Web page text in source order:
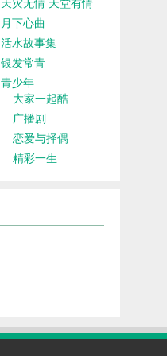
月下心曲
活水故事集
银发常青
青少年
大家一起酷
广播剧
恋爱与择偶
精彩一生